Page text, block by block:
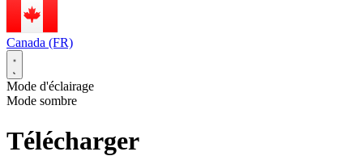
Canada (FR)
Mode d'éclairage
Mode sombre
Télécharger